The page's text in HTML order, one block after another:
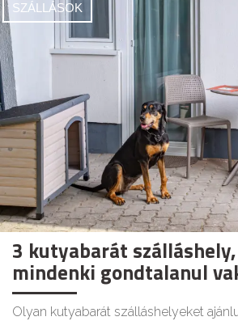
SZÁLLÁSOK
3 kutyabarát
mindenki gondtalanul
Olyan kutyabarát szálláshelyeket